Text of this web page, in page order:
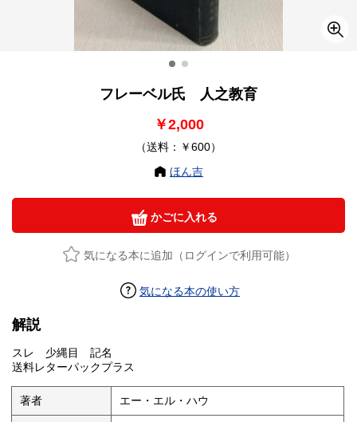
フレーベル氏 人之教育
￥2,000
（送料：￥600）
ほん吉
かごに入れる
気になる本に追加（ログインで利用可能）
気になる本の使い方
解説
スレ 少縄目 記名
送料レターパックプラス
著者 エー・エル・ハウ